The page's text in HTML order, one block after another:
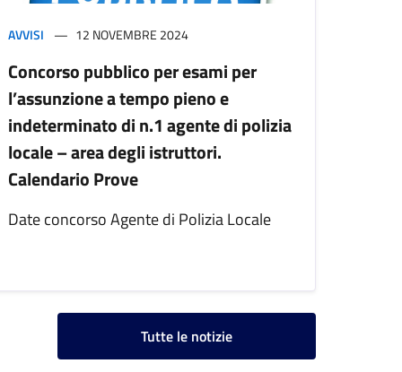
AVVISI 12 NOVEMBRE 2024
Concorso pubblico per esami per
l’assunzione a tempo pieno e
indeterminato di n.1 agente di polizia
locale – area degli istruttori.
Calendario Prove
Date concorso Agente di Polizia Locale
Tutte le notizie